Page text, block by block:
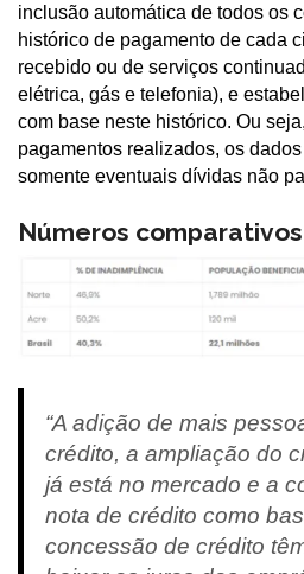
inclusão automática de todos os
histórico de pagamento de cada
recebido ou de serviços
elétrica, gás e telefonia), e
com base neste histórico. Ou
pagamentos realizados, os
somente eventuais dívidas não
Números
“A adição de mais
crédito, a ampliação do
já está no mercado e a
nota de crédito como
concessão de crédito